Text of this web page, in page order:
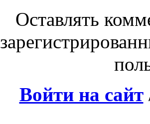
Оставлять
Войти на сайт